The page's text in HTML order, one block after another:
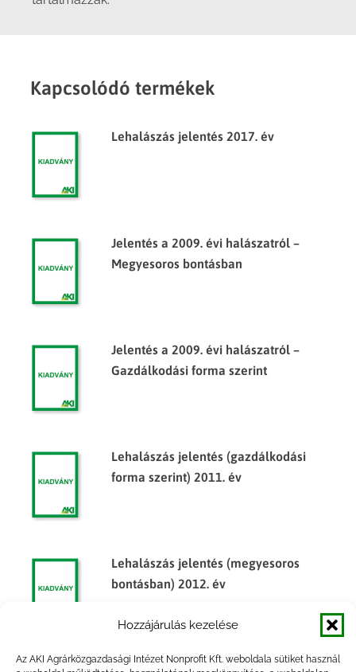
Hozzájárulás kezelése
Az AKI Agrárközgazdasági Intézet Nonprofit Kft. weboldala sütiket használ
Kapcsolódó termékek
Lehalászás jelentés 2017. év
Jelentés a 2009. évi halászatról –
Megyesoros bontásban
Jelentés a 2009. évi halászatról –
Gazdálkodási forma szerint
Lehalászás jelentés (gazdálkodási
forma szerint) 2011. év
Lehalászás jelentés (megyesoros
bontásban) 2012. év